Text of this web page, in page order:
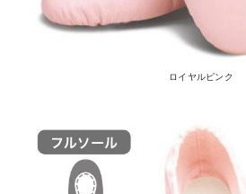
ロイヤルピンク